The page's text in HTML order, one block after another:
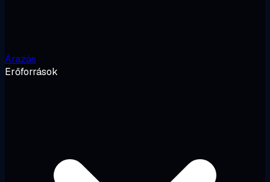
Árazás
Erőforrások